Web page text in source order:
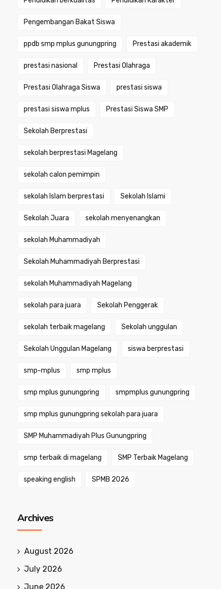
Pengembangan Bakat Siswa
ppdb smp mplus gunungpring Prestasi akademik
prestasi nasional Prestasi Olahraga
Prestasi Olahraga Siswa prestasi siswa
prestasi siswa mplus Prestasi Siswa SMP
Sekolah Berprestasi
sekolah berprestasi Magelang
sekolah calon pemimpin
sekolah Islam berprestasi Sekolah Islami
Sekolah Juara sekolah menyenangkan
sekolah Muhammadiyah
Sekolah Muhammadiyah Berprestasi
sekolah Muhammadiyah Magelang
sekolah para juara Sekolah Penggerak
sekolah terbaik magelang Sekolah unggulan
Sekolah Unggulan Magelang siswa berprestasi
smp-mplus smp mplus
smp mplus gunungpring smpmplus gunungpring
smp mplus gunungpring sekolah para juara
SMP Muhammadiyah Plus Gunungpring
smp terbaik di magelang SMP Terbaik Magelang
speaking english SPMB 2026
Archives
August 2026
July 2026
June 2026